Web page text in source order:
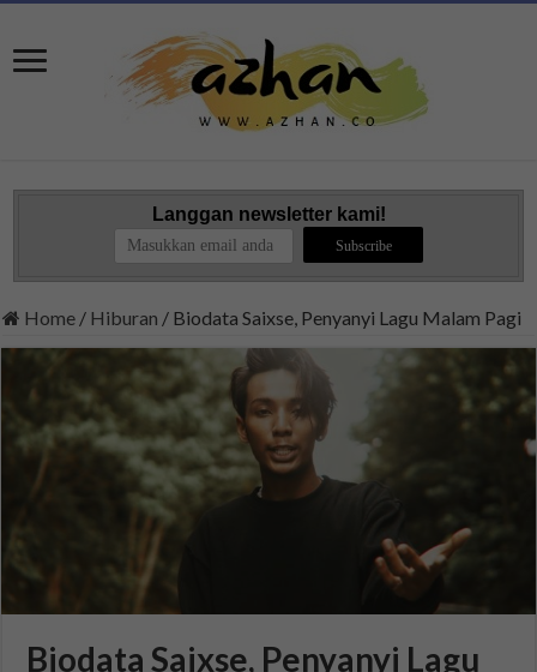
Langgan newsletter kami!
Home / Hiburan / Biodata Saixse, Penyanyi Lagu Malam Pagi
Biodata Saixse, Penyanyi Lagu